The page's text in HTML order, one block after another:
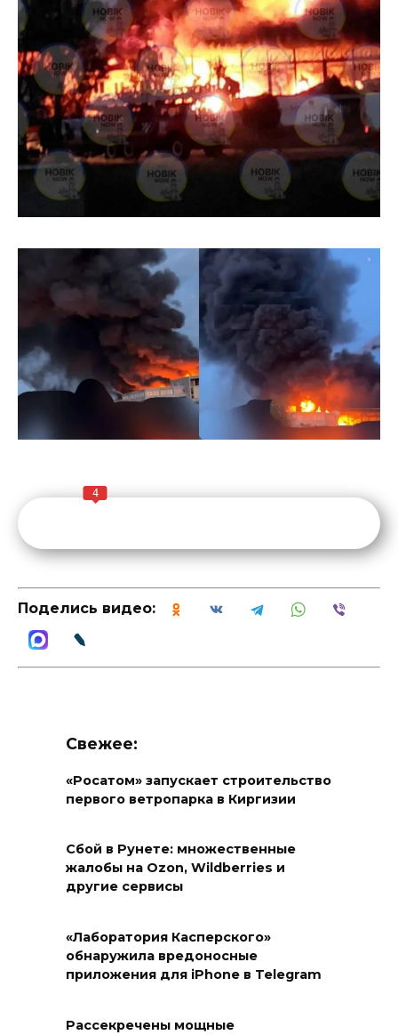
4
Поделись видео:
Свежее:
«Росатом» запускает строительство
первого ветропарка в Киргизии
Сбой в Рунете: множественные
жалобы на Ozon, Wildberries и
другие сервисы
«Лаборатория Касперского»
обнаружила вредоносные
приложения для iPhone в Telegram
Рассекречены мощные